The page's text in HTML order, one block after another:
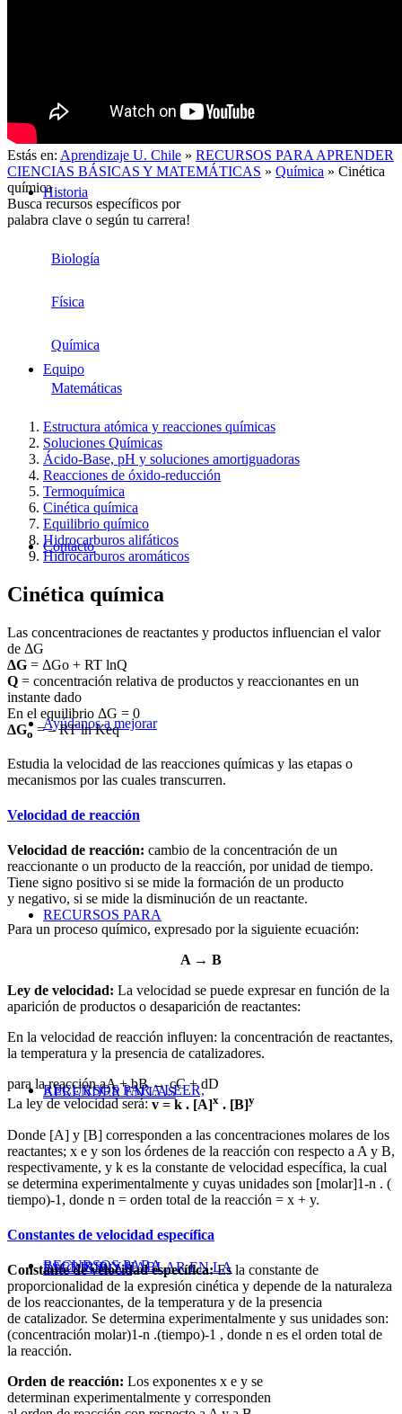
Historia
Equipo
Contacto
Ayúdanos a mejorar
RECURSOS PARA
APRENDER EN LAS
DISCIPLINAS
RECURSOS PARA LEER,
ESCRIBIR Y HABLAR EN LA
RECURSOS PARA
Estás en: Aprendizaje U. Chile » RECURSOS PARA APRENDER
CIENCIAS BÁSICAS Y MATEMÁTICAS » Química » Cinética
química
Busca recursos específicos por
palabra clave o según tu carrera!
Biología
Física
Química
Matemáticas
Estructura atómica y reacciones químicas
Soluciones Químicas
Ácido-Base, pH y soluciones amortiguadoras
Reacciones de óxido-reducción
Termoquímica
Cinética química
Equilibrio químico
Hidrocarburos alifáticos
Hidrocarburos aromáticos
Cinética química
Las concentraciones de reactantes y productos influencian el valor
de ΔG
ΔG = ΔGo + RT lnQ
Q = concentración relativa de productos y reaccionantes en un
instante dado
En el equilibrio ΔG = 0
ΔGo = – RT ln Keq
Estudia la velocidad de las reacciones químicas y las etapas o
mecanismos por las cuales transcurren.
Velocidad de reacción
Velocidad de reacción: cambio de la concentración de un
reaccionante o un producto de la reacción, por unidad de tiempo.
Tiene signo positivo si se mide la formación de un producto
y negativo, si se mide la disminución de un reactante.
Para un proceso químico, expresado por la siguiente ecuación:
A → B
Ley de velocidad: La velocidad se puede expresar en función de la
aparición de productos o desaparición de reactantes:
En la velocidad de reacción influyen: la concentración de reactantes,
la temperatura y la presencia de catalizadores.
para la reacción aA + bB→cC + dD
La ley de velocidad será: v = k . [A]x . [B]y
Donde [A] y [B] corresponden a las concentraciones molares de los
reactantes; x e y son los órdenes de la reacción con respecto a A y B,
respectivamente, y k es la constante de velocidad específica, la cual
se determina experimentalmente y cuyas unidades son [molar]1-n . (
tiempo)-1, donde n = orden total de la reacción = x + y.
Constantes de velocidad específica
Constante de velocidad específica:Es la constante de
proporcionalidad de la expresión cinética y depende de la naturaleza
de los reaccionantes, de la temperatura y de la presencia
de catalizador. Se determina experimentalmente y sus unidades son:
(concentración molar)1-n .(tiempo)-1 , donde n es el orden total de
la reacción.
Orden de reacción: Los exponentes x e y se
determinan experimentalmente y corresponden